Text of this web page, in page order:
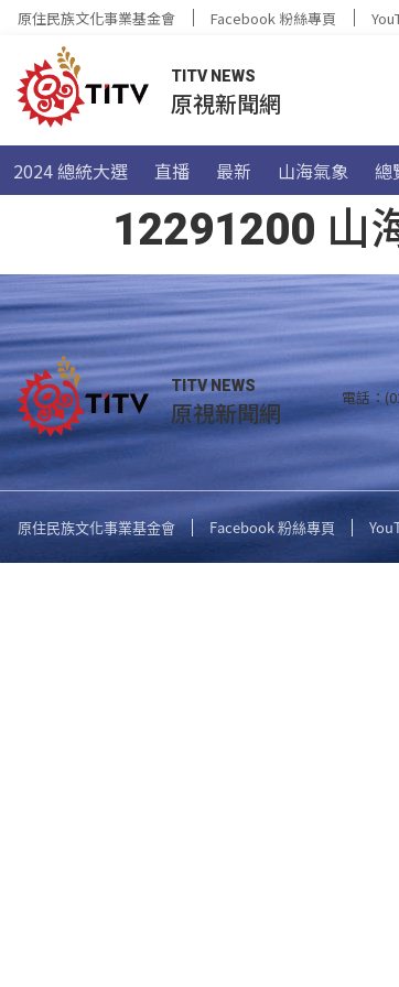
原住民族文化事業基金會 Facebook 粉絲專頁
TITV NEWS
原視新聞網
2024 總統大選 直播 最新 山海氣象 總
12291200 山
TITV NEWS
原視新聞網 電話：
原住民族文化事業基金會 Facebook 粉絲專頁